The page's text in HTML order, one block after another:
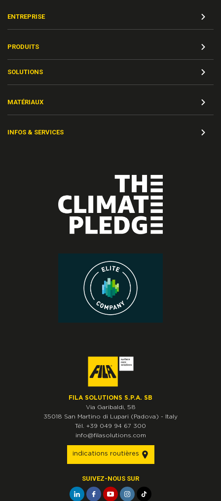
ENTREPRISE
PRODUITS
SOLUTIONS
MATÉRIAUX
INFOS & SERVICES
FILA SOLUTIONS S.P.A. SB
Via Garibaldi, 58
35018 San Martino di Lupari (Padova) - Italy
Tél. +39 049 94 67 300
info@filasolutions.com
indications routières
SUIVEZ-NOUS SUR